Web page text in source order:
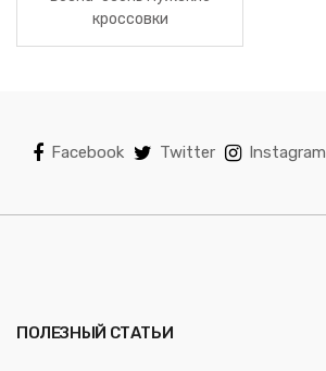
кроссовки
Facebook Twitter Instagram
ПОЛЕЗНЫЙ СТАТЬИ